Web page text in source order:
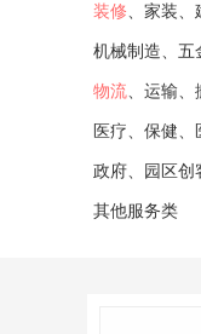
装修 、家装
机械制造、五
物流 、运输
医疗、保健、
政府、园区创
其他服务类